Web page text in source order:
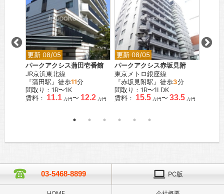
更新 08/05
パークアクシス蒲田壱番館
JR京浜東北線
『蒲田駅』徒歩11分
間取り：1R〜1K
賃料： 11.1 万円〜 12.2 万円
更新 08/05
パークアクシス赤坂見附
東京メトロ銀座線
『赤坂見附駅』徒歩3分
間取り：1R〜1LDK
賃料： 15.5 万円〜 33.5 万円
03-5468-8899 PC版